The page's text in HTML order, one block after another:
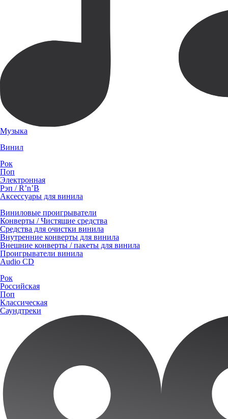
Музыка
Винил
Рок
Поп
Электронная
Рэп / R’n’B
Аксессуары для винила
Виниловые проигрыватели
Конверты / Чистящие средства
Средства для очистки винила
Внутренние конверты для винила
Внешние конверты / пакеты для винила
Проигрыватели винила
Audio CD
Рок
Российская
Поп
Классическая
Саундтреки